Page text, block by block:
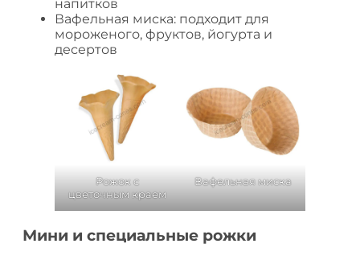
напитков
Вафельная миска: подходит для
мороженого, фруктов, йогурта и
десертов
Рожок с
цветочным краем
Вафельная миска
Мини и специальные рожки